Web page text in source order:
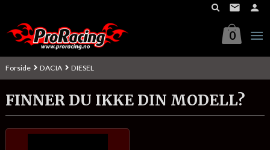
innholdet
0
Forside DACIA DIESEL
FINNER DU IKKE DIN MODELL?